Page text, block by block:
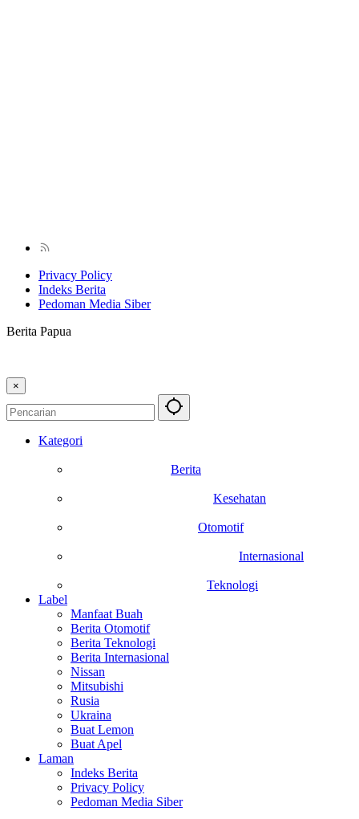
Privacy Policy
Indeks Berita
Pedoman Media Siber
Berita Papua
×
Kategori
Berita
Kesehatan
Otomotif
Internasional
Teknologi
Label
Manfaat Buah
Berita Otomotif
Berita Teknologi
Berita Internasional
Nissan
Mitsubishi
Rusia
Ukraina
Buat Lemon
Buat Apel
Laman
Indeks Berita
Privacy Policy
Pedoman Media Siber